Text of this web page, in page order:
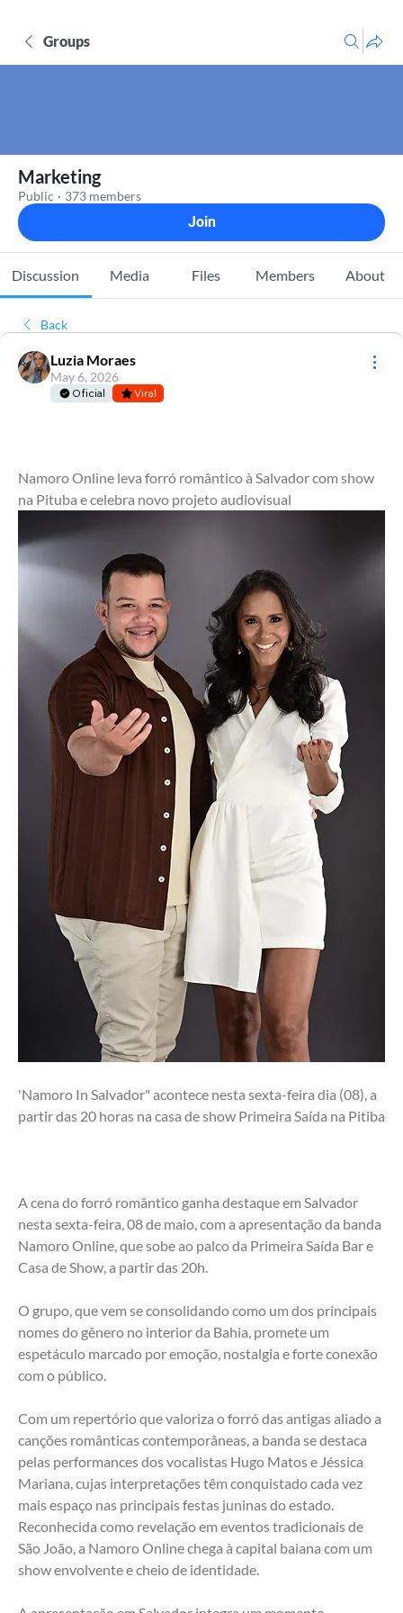
Groups
Marketing
Public · 373 members
Join
Discussion Media Files Members About
Back
Luzia Moraes
May 6, 2026
Oficial Viral
Namoro Online leva forró romântico à Salvador com show
na Pituba e celebra novo projeto audiovisual
'Namoro In Salvador" acontece nesta sexta-feira dia (08), a
partir das 20 horas na casa de show Primeira Saída na Pitiba
A cena do forró romântico ganha destaque em Salvador
nesta sexta-feira, 08 de maio, com a apresentação da banda
Namoro Online, que sobe ao palco da Primeira Saída Bar e
Casa de Show, a partir das 20h.
O grupo, que vem se consolidando como um dos principais
nomes do gênero no interior da Bahia, promete um
espetáculo marcado por emoção, nostalgia e forte conexão
com o público.
Com um repertório que valoriza o forró das antigas aliado a
canções românticas contemporâneas, a banda se destaca
pelas performances dos vocalistas Hugo Matos e Jéssica
Mariana, cujas interpretações têm conquistado cada vez
mais espaço nas principais festas juninas do estado.
Reconhecida como revelação em eventos tradicionais de
São João, a Namoro Online chega à capital baiana com um
show envolvente e cheio de identidade.